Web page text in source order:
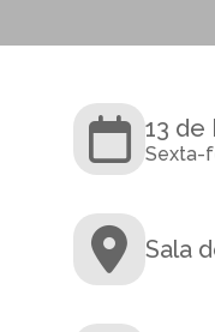
13 de
Sexta-
Sala